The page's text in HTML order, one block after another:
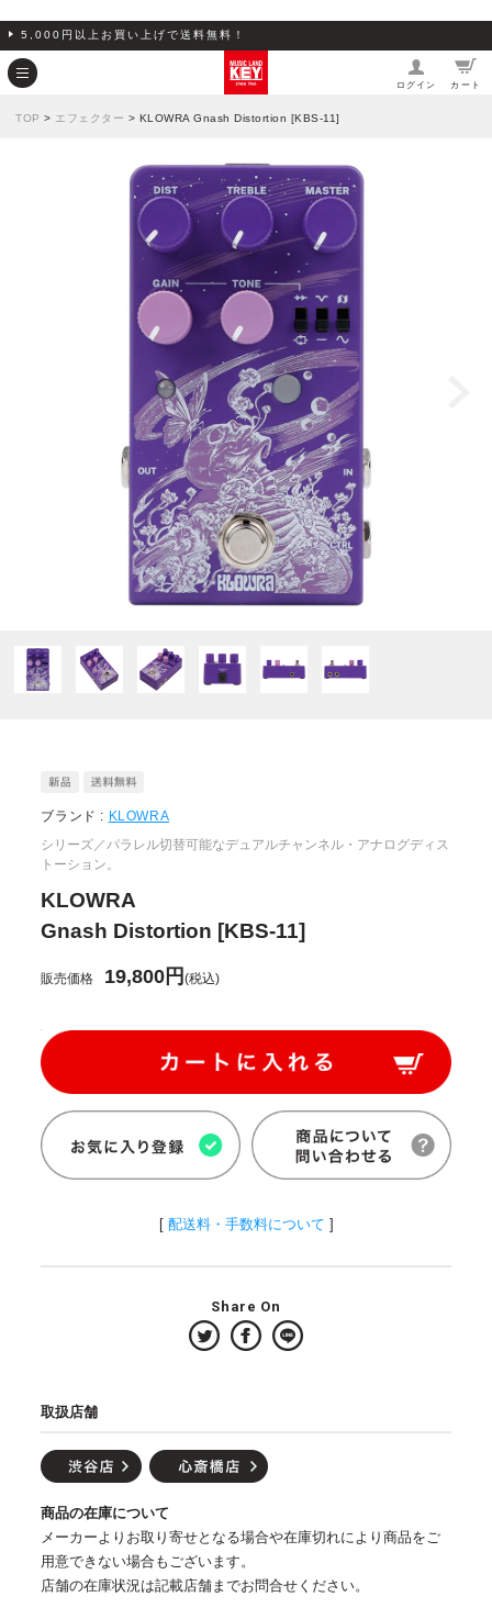
5,000円以上お買い上げで送料無料！
ログイン カート
TOP > エフェクター > KLOWRA Gnash Distortion [KBS-11]
ブランド : KLOWRA
シリーズ／パラレル切替可能なデュアルチャンネル・アナログディス
トーション。
KLOWRA
Gnash Distortion [KBS-11]
販売価格 19,800円(税込)
[ 配送料・手数料について ]
Share On
取扱店舗
商品の在庫について
メーカーよりお取り寄せとなる場合や在庫切れにより商品をご
用意できない場合もございます。
店舗の在庫状況は記載店舗までお問合せください。